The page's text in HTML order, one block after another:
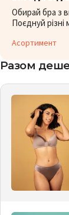
Обирай бра з
Поєднуй різні
Асортимент
Разом